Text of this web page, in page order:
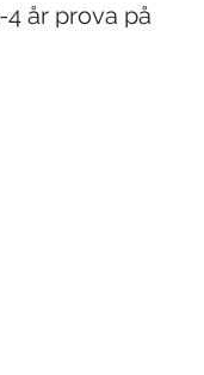
år prova på